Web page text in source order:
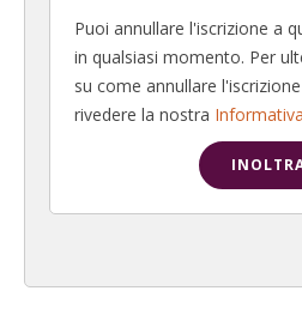
Puoi annullare l'iscrizione a
in qualsiasi momento. Per
su come annullare
rivedere la nostra